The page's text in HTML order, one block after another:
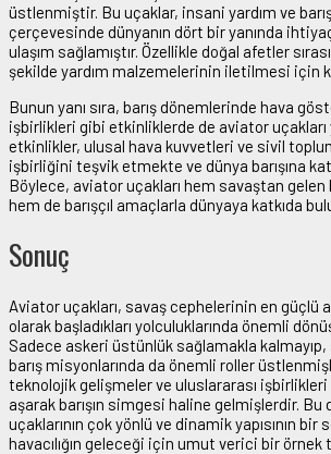
üstlenmiştir. Bu uçaklar, insani yardım ve
çerçevesinde dünyanın dört bir yanında
ulaşım sağlamıştır. Özellikle doğal afetler
şekilde yardım malzemelerinin iletilmesi için
Bunun yanı sıra, barış dönemlerinde hava
işbirlikleri gibi etkinliklerde de aviator uçakları
etkinlikler, ulusal hava kuvvetleri ve sivil
işbirliğini teşvik etmekte ve dünya barışına
Böylece, aviator uçakları hem savaştan gelen
hem de barışçıl amaçlarla dünyaya katkıda
Sonuç
Aviator uçakları, savaş cephelerinin en güçlü
olarak başladıkları yolculuklarında önemli
Sadece askeri üstünlük sağlamakla kalmayıp,
barış misyonlarında da önemli roller
teknolojik gelişmeler ve uluslararası işbirlikleri
aşarak barışın simgesi haline gelmişlerdir.
uçaklarının çok yönlü ve dinamik yapısının bir
havacılığın geleceği için umut verici bir